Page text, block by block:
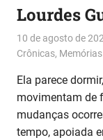
Lourdes
10 de agosto de
Crônicas, Memórias
Ela parece
movimentam de
mudanças
tempo, apoiada